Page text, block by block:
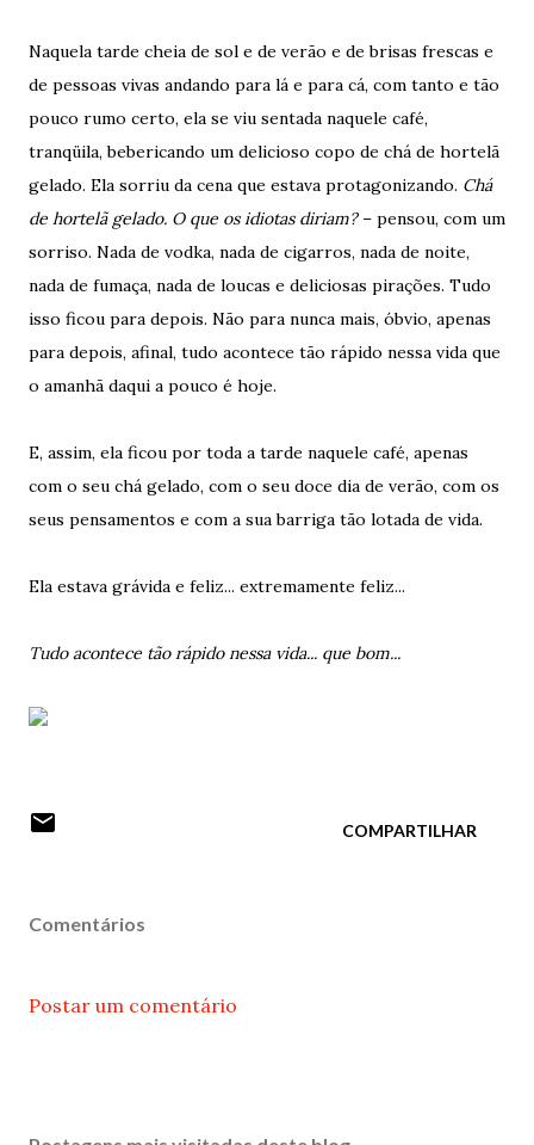
Naquela tarde cheia de sol e de verão e de brisas frescas e
de pessoas vivas andando para lá e para cá, com tanto e tão
pouco rumo certo, ela se viu sentada naquele café,
tranqüila, bebericando um delicioso copo de chá de hortelã
gelado. Ela sorriu da cena que estava protagonizando. Chá
de hortelã gelado. O que os idiotas diriam?– pensou, com um
sorriso. Nada de vodka, nada de cigarros, nada de noite,
nada de fumaça, nada de loucas e deliciosas pirações. Tudo
isso ficou para depois. Não para nunca mais, óbvio, apenas
para depois, afinal, tudo acontece tão rápido nessa vida que
o amanhã daqui a pouco é hoje.
E, assim, ela ficou por toda a tarde naquele café, apenas
com o seu chá gelado, com o seu doce dia de verão, com os
seus pensamentos e com a sua barriga tão lotada de vida.
Ela estava grávida e feliz... extremamente feliz...
Tudo acontece tão rápido nessa vida... que bom...
COMPARTILHAR
Comentários
Postar um comentário